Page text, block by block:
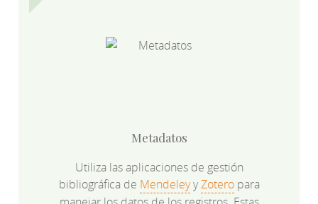
Metadatos
Utiliza las aplicaciones de gestión
bibliográfica de MendeleyyZoteropara